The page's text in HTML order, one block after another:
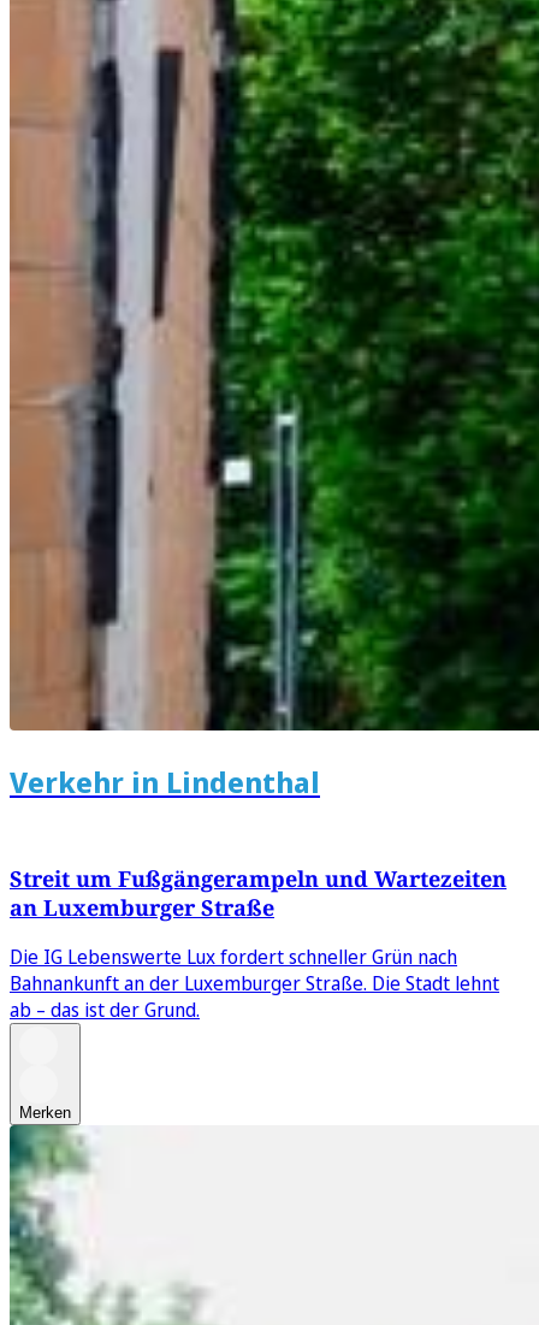
Verkehr in Lindenthal
Streit um Fußgängerampeln und Wartezeiten
an Luxemburger Straße
Die IG Lebenswerte Lux fordert schneller Grün nach
Bahnankunft an der Luxemburger Straße. Die Stadt lehnt
ab – das ist der Grund.
Merken